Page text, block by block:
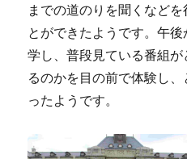
までの道のりを聞くなど
とができたようです。午
学し、普段見ている番組
るのかを目の前で体験し
ったようです。